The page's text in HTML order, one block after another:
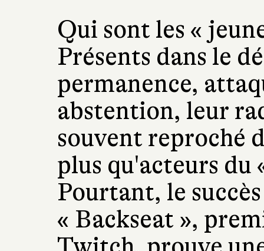
Qui sont les «
Présents dans le
permanence,
abstention, leur
souvent reproché
plus qu'acteurs du
Pourtant, le
« Backseat »,